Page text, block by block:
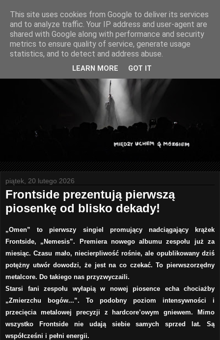
piątek, 20 lutego 2026
Frontside prezentują pierwszą
piosenkę od blisko dekady!
„Omen” to pierwszy singiel promujący nadciągający krążek
Frontside, „Nemesis”. Premiera nowego albumu zespołu już za
miesiąc. Czasu mało, niecierpliwość rośnie, ale opublikowany dziś
potężny utwór dowodzi, że jest na co czekać. To pierwszorzędny
metalcore. Do takiego nas przyzwyczaili.
Starsi fani zespołu wyłapią w nowej piosence echa chociażby
„Zmierzchu bogów...”. To podobny poziom intensywności i
przecięcia metalowej precyzji z hardcore’owym gniewem. Mimo
wszystko Frontside nie udają siebie samych sprzed lat. Są
współcześni i pełni energii.
This site uses cookies from Google to deliver its services
and to analyze traffic. Your IP address and user-agent are
shared with Google along with performance and security
metrics to ensure quality of service, generate usage
statistics, and to detect and address abuse.
LEARN MORE GOT IT